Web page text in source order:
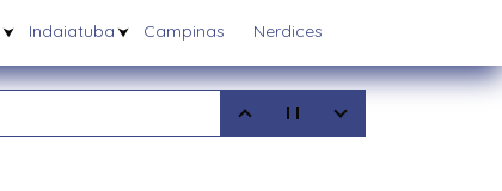
Indaiatuba Campinas Nerdices